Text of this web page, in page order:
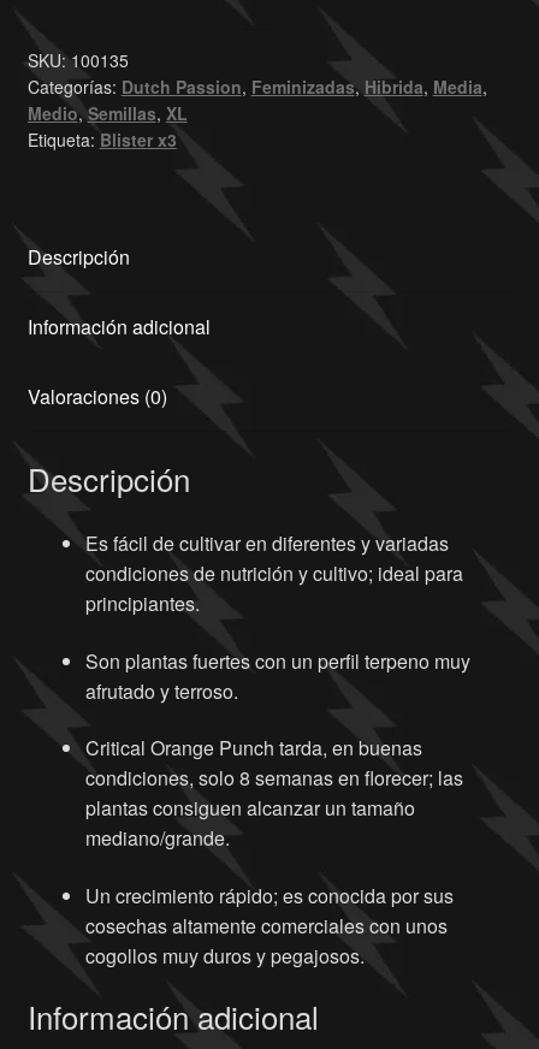
SKU: 100135
Categorías: Dutch Passion, Feminizadas, Hibrida, Media,
Medio, Semillas, XL
Etiqueta: Blister x3
Descripción
Información adicional
Valoraciones (0)
Descripción
Es fácil de cultivar en diferentes y variadas
condiciones de nutrición y cultivo; ideal para
principiantes.
Son plantas fuertes con un perfil terpeno muy
afrutado y terroso.
Critical Orange Punch tarda, en buenas
condiciones, solo 8 semanas en florecer; las
plantas consiguen alcanzar un tamaño
mediano/grande.
Un crecimiento rápido; es conocida por sus
cosechas altamente comerciales con unos
cogollos muy duros y pegajosos.
Información adicional